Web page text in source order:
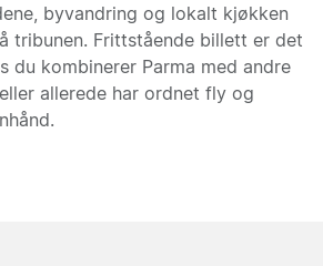
byvandring og lokalt kjøkken
tribunen. Frittstående billett er det
du kombinerer Parma med andre
allerede har ordnet fly og